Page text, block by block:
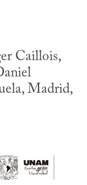
Reseña del libro de Roger Caillois,
Madrid,